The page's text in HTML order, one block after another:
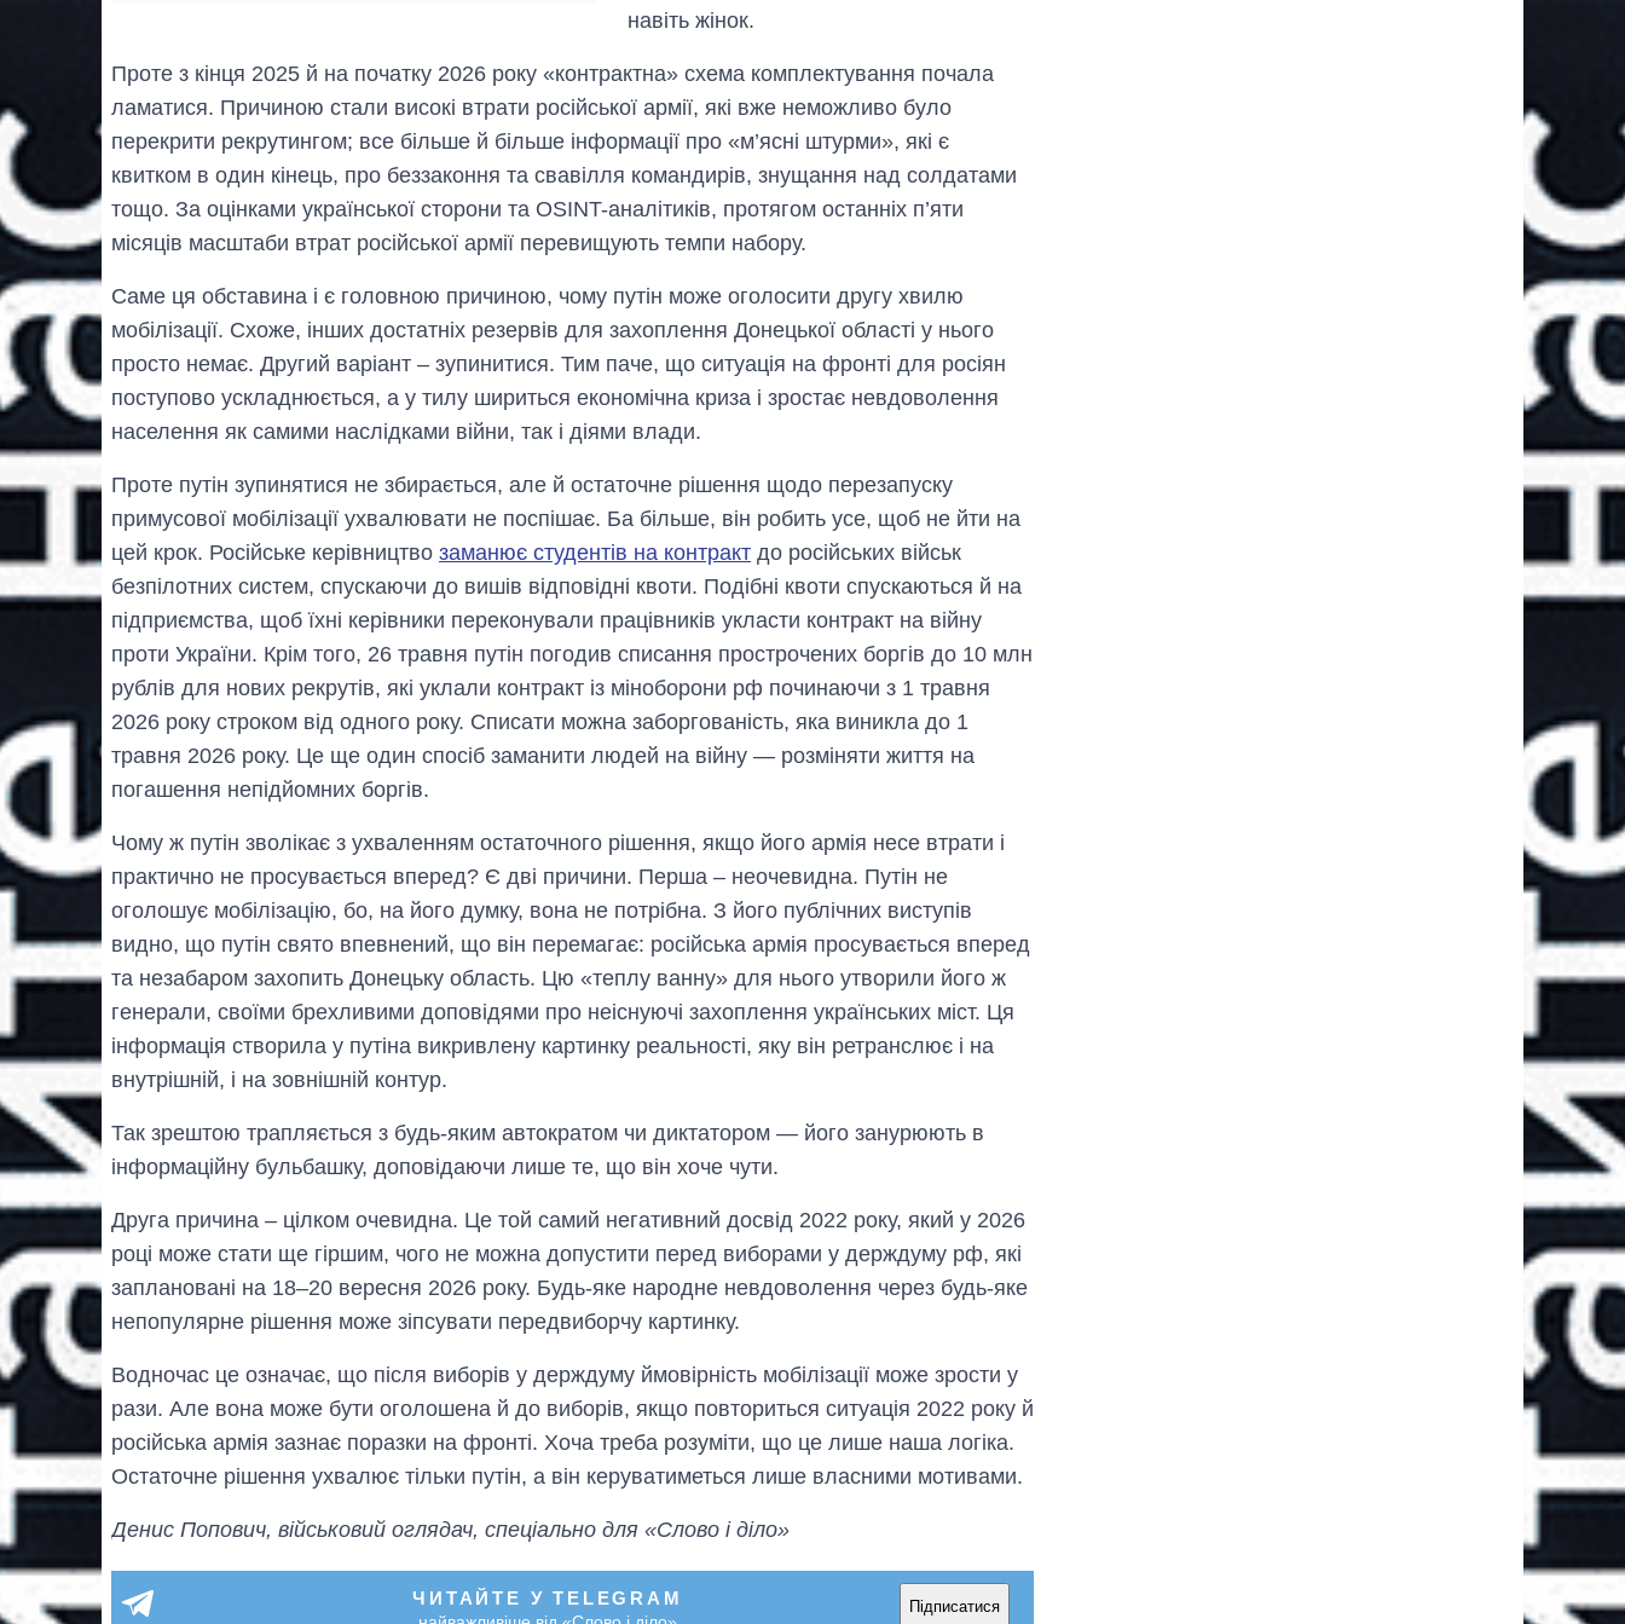
навіть жінок.
Проте з кінця 2025 й на початку 2026 року «контрактна» схема комплектування почала
ламатися. Причиною стали високі втрати російської армії, які вже неможливо було
перекрити рекрутингом; все більше й більше інформації про «м’ясні штурми», які є
квитком в один кінець, про беззаконня та свавілля командирів, знущання над солдатами
тощо. За оцінками української сторони та OSINT-аналітиків, протягом останніх п’яти
місяців масштаби втрат російської армії перевищують темпи набору.
Саме ця обставина і є головною причиною, чому путін може оголосити другу хвилю
мобілізації. Схоже, інших достатніх резервів для захоплення Донецької області у нього
просто немає. Другий варіант – зупинитися. Тим паче, що ситуація на фронті для росіян
поступово ускладнюється, а у тилу шириться економічна криза і зростає невдоволення
населення як самими наслідками війни, так і діями влади.
Проте путін зупинятися не збирається, але й остаточне рішення щодо перезапуску
примусової мобілізації ухвалювати не поспішає. Ба більше, він робить усе, щоб не йти на
цей крок. Російське керівництво заманює студентів на контракт до російських військ
безпілотних систем, спускаючи до вишів відповідні квоти. Подібні квоти спускаються й на
підприємства, щоб їхні керівники переконували працівників укласти контракт на війну
проти України. Крім того, 26 травня путін погодив списання прострочених боргів до 10 млн
рублів для нових рекрутів, які уклали контракт із міноборони рф починаючи з 1 травня
2026 року строком від одного року. Списати можна заборгованість, яка виникла до 1
травня 2026 року. Це ще один спосіб заманити людей на війну — розміняти життя на
погашення непідйомних боргів.
Чому ж путін зволікає з ухваленням остаточного рішення, якщо його армія несе втрати і
практично не просувається вперед? Є дві причини. Перша – неочевидна. Путін не
оголошує мобілізацію, бо, на його думку, вона не потрібна. З його публічних виступів
видно, що путін свято впевнений, що він перемагає: російська армія просувається вперед
та незабаром захопить Донецьку область. Цю «теплу ванну» для нього утворили його ж
генерали, своїми брехливими доповідями про неіснуючі захоплення українських міст. Ця
інформація створила у путіна викривлену картинку реальності, яку він ретранслює і на
внутрішній, і на зовнішній контур.
Так зрештою трапляється з будь-яким автократом чи диктатором — його занурюють в
інформаційну бульбашку, доповідаючи лише те, що він хоче чути.
Друга причина – цілком очевидна. Це той самий негативний досвід 2022 року, який у 2026
році може стати ще гіршим, чого не можна допустити перед виборами у держдуму рф, які
заплановані на 18–20 вересня 2026 року. Будь-яке народне невдоволення через будь-яке
непопулярне рішення може зіпсувати передвиборчу картинку.
Водночас це означає, що після виборів у держдуму ймовірність мобілізації може зрости у
рази. Але вона може бути оголошена й до виборів, якщо повториться ситуація 2022 року й
російська армія зазнає поразки на фронті. Хоча треба розуміти, що це лише наша логіка.
Остаточне рішення ухвалює тільки путін, а він керуватиметься лише власними мотивами.
Денис Попович, військовий оглядач, спеціально для «Слово і діло»
ЧИТАЙТЕ У TELEGRAM Підписатися